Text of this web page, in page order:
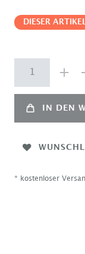
DIESER
IN DEN
* kostenloser